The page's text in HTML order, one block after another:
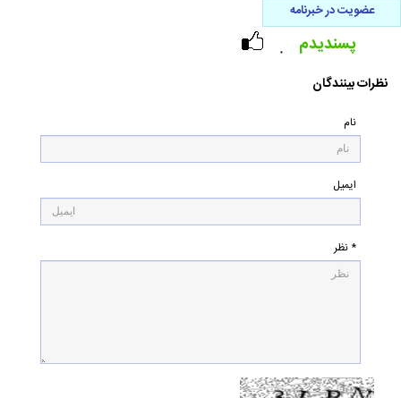
عضویت در خبرنامه
۰ پسندیدم
نظرات بینندگان
نام
ایمیل
* نظر